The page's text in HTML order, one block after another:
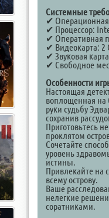
Системные
✔ Операционная
✔ Процессор:
✔ Оперативная
✔ Видеокарта: 2
✔ Звуковая
✔ Свободное
Особенности
Настоящая
воплощенная на
руки судьбу
сохранив
Приготовьтесь
проклятом
Сочетайте
уровень
истины.
Привлекайте на
всему острову.
Ваше
нелегкие
соратниками.